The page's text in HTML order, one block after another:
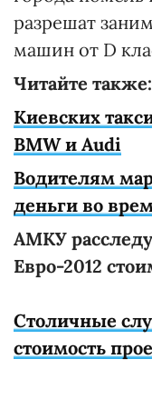
разрешат
машин от D
Читайте также:
Киевских
BMW и Audi
Водителям
деньги во
АМКУ
Евро-2012
Столичные
стоимость